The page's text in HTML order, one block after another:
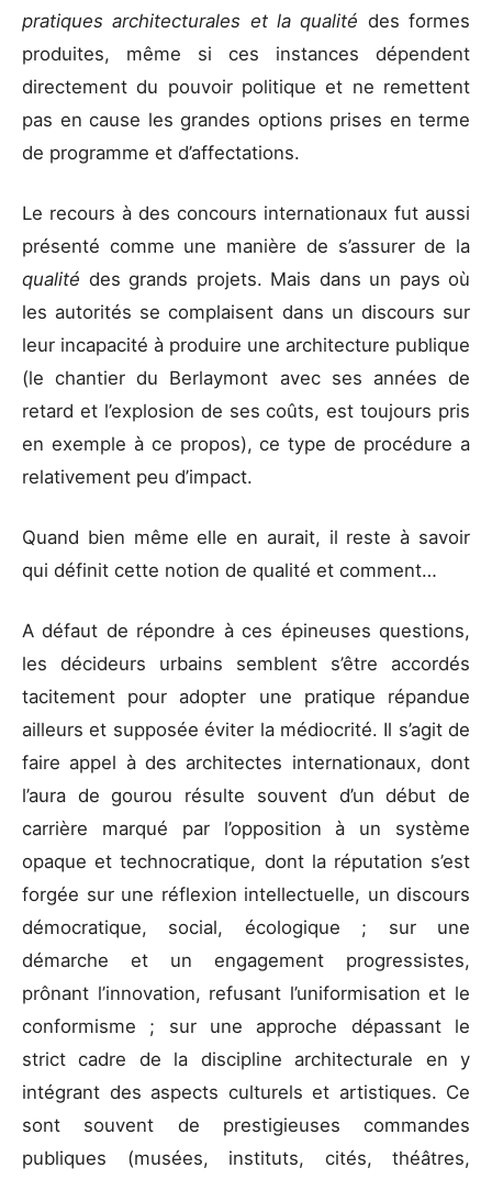
pratiques architecturales et la qualité des formes
produites, même si ces instances dépendent
directement du pouvoir politique et ne remettent
pas en cause les grandes options prises en terme
de programme et d’affectations.
Le recours à des concours internationaux fut aussi
présenté comme une manière de s’assurer de la
qualité des grands projets. Mais dans un pays où
les autorités se complaisent dans un discours sur
leur incapacité à produire une architecture publique
(le chantier du Berlaymont avec ses années de
retard et l’explosion de ses coûts, est toujours pris
en exemple à ce propos), ce type de procédure a
relativement peu d’impact.
Quand bien même elle en aurait, il reste à savoir
qui définit cette notion de qualité et comment…
A défaut de répondre à ces épineuses questions,
les décideurs urbains semblent s’être accordés
tacitement pour adopter une pratique répandue
ailleurs et supposée éviter la médiocrité. Il s’agit de
faire appel à des architectes internationaux, dont
l’aura de gourou résulte souvent d’un début de
carrière marqué par l’opposition à un système
opaque et technocratique, dont la réputation s’est
forgée sur une réflexion intellectuelle, un discours
démocratique, social, écologique ; sur une
démarche et un engagement progressistes,
prônant l’innovation, refusant l’uniformisation et le
conformisme ; sur une approche dépassant le
strict cadre de la discipline architecturale en y
intégrant des aspects culturels et artistiques. Ce
sont souvent de prestigieuses commandes
publiques (musées, instituts, cités, théâtres,